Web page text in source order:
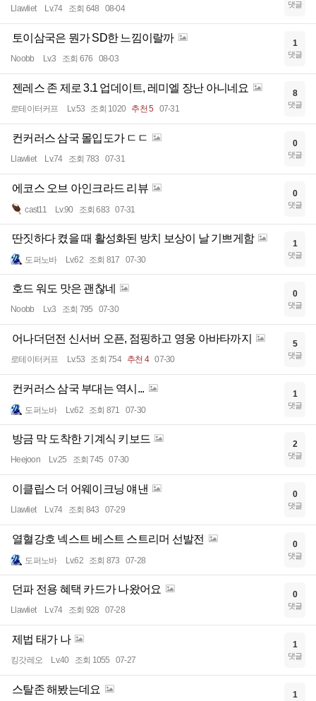
Llawliet Lv.74 조회 648 08-04 댓글
토이삼국은 뭔가 SD한 느낌이랄까
Noobb Lv.3 조회 676 08-03
1
댓글
젠레스 존 제로 3.1 업데이트, 레미엘 장난 아니네요
로테이터커프 Lv.53 조회 1020 추천 5 07-31
8
댓글
컨커러스 삼국 몰입도가 ㄷㄷ
Llawliet Lv.74 조회 783 07-31
0
댓글
에코스 오브 아인크라드 리뷰
cast11 Lv.90 조회 683 07-31
0
댓글
딴짓하다 켰을 때 활성화된 방치 보상이 날 기쁘게함
도퍼노바 Lv.62 조회 817 07-30
1
댓글
호드 워도 맛은 괜찮네
Noobb Lv.3 조회 795 07-30
0
댓글
어나더던전 신서버 오픈, 점핑하고 영웅 아바타까지
로테이터커프 Lv.53 조회 754 추천 4 07-30
5
댓글
컨커러스 삼국 부대는 역시...
도퍼노바 Lv.62 조회 871 07-30
1
댓글
방금 막 도착한 기계식 키보드
Heejoon Lv.25 조회 745 07-30
2
댓글
이클립스 더 어웨이크닝 얘낸
Llawliet Lv.74 조회 843 07-29
0
댓글
열혈강호 넥스트 베스트 스트리머 선발전
도퍼노바 Lv.62 조회 873 07-28
0
댓글
던파 전용 혜택 카드가 나왔어요
Llawliet Lv.74 조회 928 07-28
0
댓글
제법 태가 나
킹갓레오 Lv.40 조회 1055 07-27
1
댓글
스탈존 해봤는데요 1